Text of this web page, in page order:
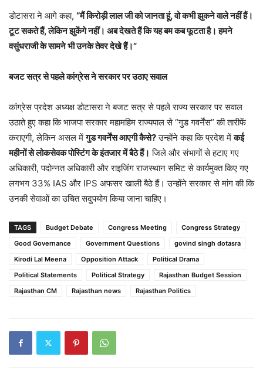
डोटासरा ने आगे कहा, “मैं किरोड़ी लाल जी को जानता हूं, वो कभी झुकने वाले नहीं हैं।
टूट सकते हैं, लेकिन झुकेंगे नहीं। अब देखते हैं कि यह बम कब फूटता है। हमने
वसुंधराजी के सामने भी उनके तेवर देखे हैं।”
बजट सत्र से पहले कांग्रेस ने सरकार पर उठाए सवाल
कांग्रेस प्रदेश अध्यक्ष डोटासरा ने बजट सत्र से पहले राज्य सरकार पर सवाल
उठाते हुए कहा कि भाजपा सरकार महामहिम राज्यपाल से “गुड गवर्नेंस” की तारीफें
कराएगी, लेकिन असल मेंगुड गवर्नेंस आएगी कैसे?उन्होंने कहा कि प्रदेश मेंकई
महीनों से लोकसेवक पोस्टिंग के इंतजार में बैठे हैं। जिले और संभागों से हटाए गए
अधिकारी, पदोन्नत अधिकारी और राइजिंग राजस्थान समिट से कार्यमुक्त किए गए
लगभग 33% IAS और IPS अफसर खाली बैठे हैं। उन्होंने सरकार से मांग की कि
उनकी सेवाओं का उचित सदुपयोग किया जाना चाहिए।
TAGS Budget Debate Congress Meeting
Congress Strategy
Good Governance
Government Questions
govind singh dotasra
Kirodi Lal Meena
Opposition Attack
Political Drama
Political Statements
Political Strategy
Rajasthan Budget Session
Rajasthan CM
Rajasthan news Rajasthan Politics